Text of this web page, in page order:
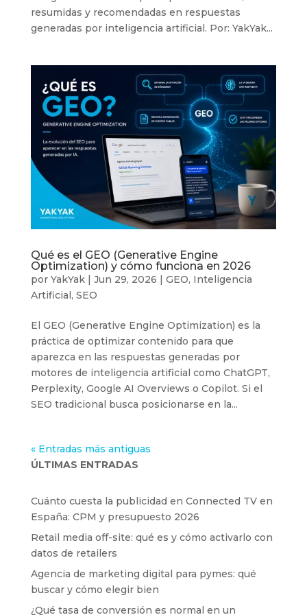
resumidas y recomendadas en respuestas
generadas por inteligencia artificial. Por: YakYak...
Qué es el GEO (Generative Engine
Optimization) y cómo funciona en 2026
por YakYak| Jun 29, 2026 | GEO, Inteligencia
Artificial, SEO
El GEO (Generative Engine Optimization) es la
práctica de optimizar contenido para que
aparezca en las respuestas generadas por
motores de inteligencia artificial como ChatGPT,
Perplexity, Google AI Overviews o Copilot. Si el
SEO tradicional busca posicionarse en la...
« Entradas más antiguas
ÚLTIMAS ENTRADAS
Cuánto cuesta la publicidad en Connected TV en
España: CPM y presupuesto 2026
Retail media off-site: qué es y cómo activarlo con
datos de retailers
Agencia de marketing digital para pymes: qué
buscar y cómo elegir bien
¿Qué tasa de conversión es normal en un